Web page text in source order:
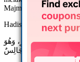
Majmu`. Dar al-Fikr, 4/
Hadis Ummu Salamah
رَكْعَتَيْنِ بَعْدَ الْوِتْرِ، وَهُوَ
جَالِسٌ